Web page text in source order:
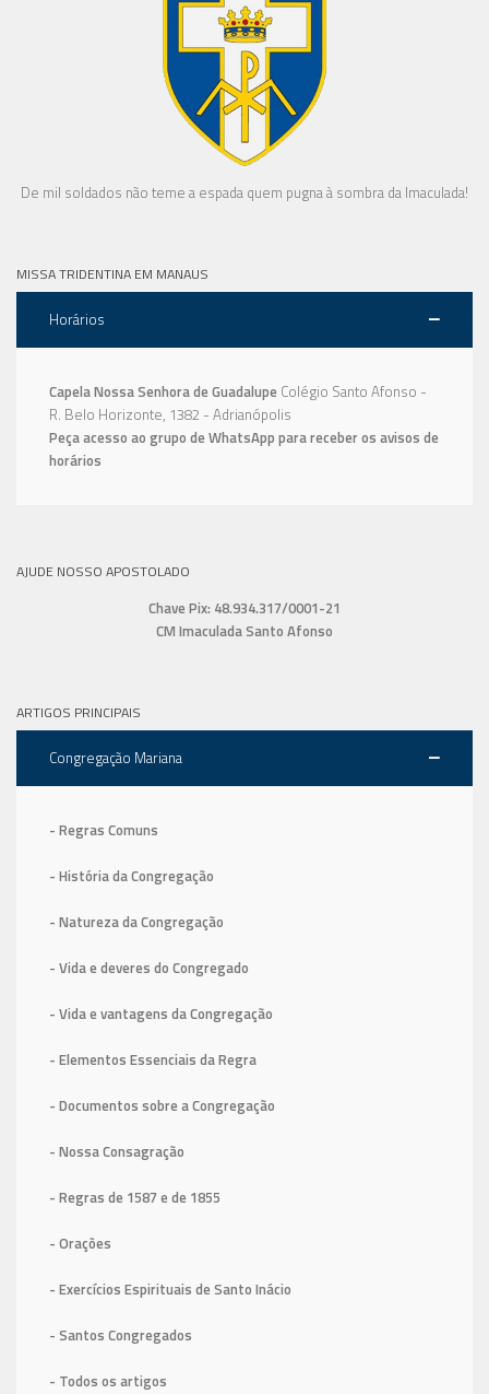
De mil soldados não teme a espada quem pugna à sombra da Imaculada!
MISSA TRIDENTINA EM MANAUS
Horários
Capela Nossa Senhora de Guadalupe Colégio Santo Afonso -
R. Belo Horizonte, 1382 - Adrianópolis
Peça acesso ao grupo de WhatsApp para receber os avisos de
horários
AJUDE NOSSO APOSTOLADO
Chave Pix: 48.934.317/0001-21
CM Imaculada Santo Afonso
ARTIGOS PRINCIPAIS
Congregação Mariana
- Regras Comuns
- História da Congregação
- Natureza da Congregação
- Vida e deveres do Congregado
- Vida e vantagens da Congregação
- Elementos Essenciais da Regra
- Documentos sobre a Congregação
- Nossa Consagração
- Regras de 1587 e de 1855
- Orações
- Exercícios Espirituais de Santo Inácio
- Santos Congregados
- Todos os artigos